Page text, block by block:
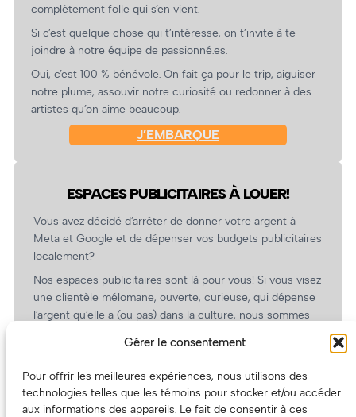
Gérer le consentement
Pour offrir les meilleures expériences, nous utilisons des
technologies telles que les témoins pour stocker et/ou accéder
aux informations des appareils. Le fait de consentir à ces
complètement folle qui s’en vient.
Si c’est quelque chose qui t’intéresse, on t’invite à te
joindre à notre équipe de passionné.es.
Oui, c’est 100 % bénévole. On fait ça pour le trip, aiguiser
notre plume, assouvir notre curiosité ou redonner à des
artistes qu’on aime beaucoup.
J’EMBARQUE
ESPACES PUBLICITAIRES À LOUER!
Vous avez décidé d’arrêter de donner votre argent à
Meta et Google et de dépenser vos budgets publicitaires
localement?
Nos espaces publicitaires sont là pour vous! Si vous visez
une clientèle mélomane, ouverte, curieuse, qui dépense
l’argent qu’elle a (ou pas) dans la culture, nous sommes
revient.
(Oui, on va avoir des tarifs spéciaux pour vous, les